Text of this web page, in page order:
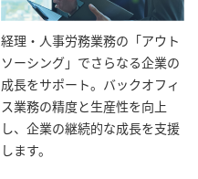
経理・人事労務業務の「アウト
ソーシング」でさらなる企業の
成長をサポート。バックオフィ
ス業務の精度と生産性を向上
し、企業の継続的な成長を支援
します。